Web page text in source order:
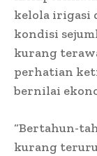
kelola irigasi
kondisi
kurang
perhatian
bernilai
“Bertahun-
kurang